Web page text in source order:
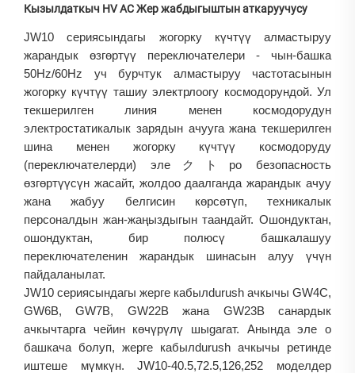
Кызылдаткыч HV AC Жер жабдыгыштын аткаруучусу
JW10 сериясындагы жогорку күчтүү алмастыруу
жарандык өзгөртүү переключателери - чын-башка
50Hz/60Hz уч бурчтук алмастыруу частотасынын
жогорку күчтүү ташиу электрлоогу космодорундой. Ул
текшерилген линия менен космодорудун
электростатикалык зарядын ачууга жана текшерилген
шина менен жогорку күчтүү космодоруду
(переключателерди) элеクトро безопасность
өзгөртүүсүн жасайт, жолдоо даалганда жарандык ачуу
жана жабуу белгисин көрсөтүп, техникалык
персоналдын жан-жаңыздыгын таандайт. Ошондуктан,
ошондуктан, бир полюсү башкалашуу
переключателенин жарандык шинасын алуу үчүн
пайдаланылат.
JW10 сериясындагы жерге кабылdurush ачкычы GW4C,
GW6B, GW7B, GW22B жана GW23B санардык
ачкычтарга чейин көчүрүлү шыgarат. Анында эле о
башкача болуп, жерге кабылdurush ачкычы ретинде
иштеше мүмкүн. JW10-40.5,72.5,126,252 моделдер